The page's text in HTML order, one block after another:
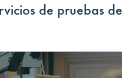
de pruebas